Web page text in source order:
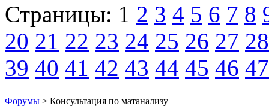
Страницы: 1 2 3 4 5 6 7 8
20 21 22 23 24 25 26 27 28
39 40 41 42 43 44 45 46 47
Форумы > Консультация по матанализу